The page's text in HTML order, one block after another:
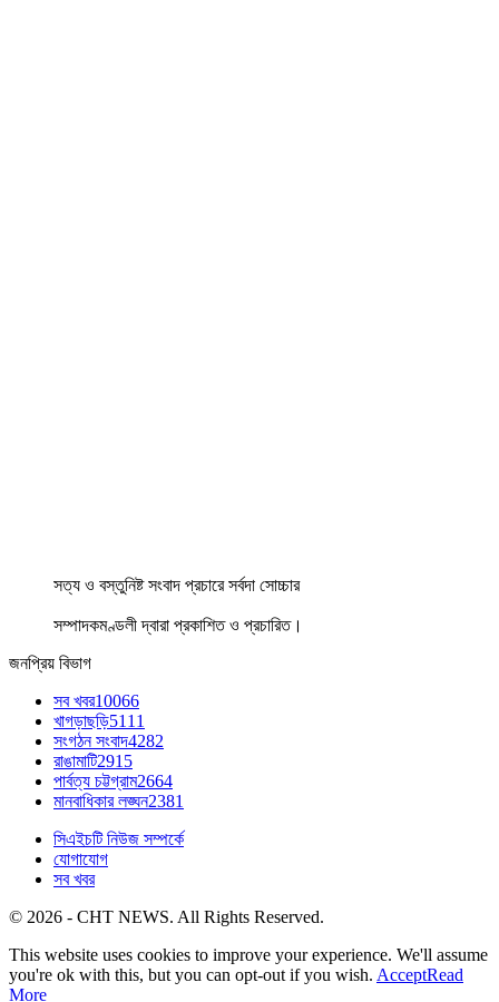
সত্য ও বস্তুনিষ্ট সংবাদ প্রচারে সর্বদা সোচ্চার
সম্পাদকমণ্ডলী দ্বারা প্রকাশিত ও প্রচারিত।
জনপ্রিয় বিভাগ
সব খবর10066
খাগড়াছড়ি5111
সংগঠন সংবাদ4282
রাঙামাটি2915
পার্বত্য চট্টগ্রাম2664
মানবাধিকার লঙ্ঘন2381
সিএইচটি নিউজ সম্পর্কে
যোগাযোগ
সব খবর
© 2026 - CHT NEWS. All Rights Reserved.
This website uses cookies to improve your experience. We'll assume
you're ok with this, but you can opt-out if you wish. AcceptRead
More